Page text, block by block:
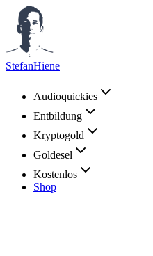
StefanHiene
Audioquickies
Entbildung
Kryptogold
Goldesel
Kostenlos
Shop